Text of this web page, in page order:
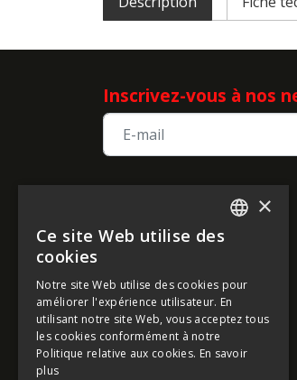
Informations sur
l'entreprise
Infos sur la société
Conditions Mondiales
d'Expédition
Modes de paiement
Inscrivez-vous à nos
×
Ce site Web utilise des
cookies
Notre site Web utilise des cookies pour
améliorer l'expérience utilisateur. En
utilisant notre site Web, vous acceptez tous
les cookies conformément à notre
Politique relative aux cookies. En savoir
plus